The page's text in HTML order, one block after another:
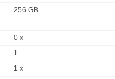
256 GB
0 x
1
1 x